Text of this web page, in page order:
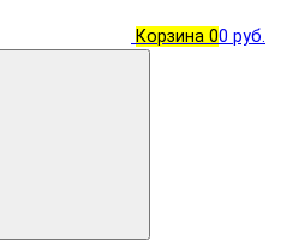
Корзина 00 руб.